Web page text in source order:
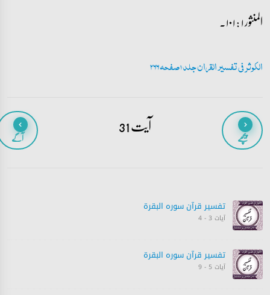
المنثور ۱ : ۱۰۱۔
الکوثر فی تفسیر القران جلد 1 صفحہ 266
پیچھے آیت 31 آگے
تفسیر قرآن سورہ ‎البقرة
آیات 3 - 4
تفسیر قرآن سورہ ‎البقرة
آیات 5 - 9